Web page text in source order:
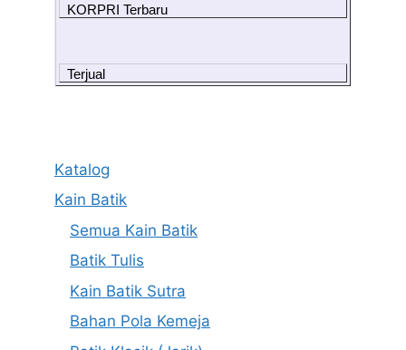
KORPRI Terbaru
Terjual
Katalog
Kain Batik
Semua Kain Batik
Batik Tulis
Kain Batik Sutra
Bahan Pola Kemeja